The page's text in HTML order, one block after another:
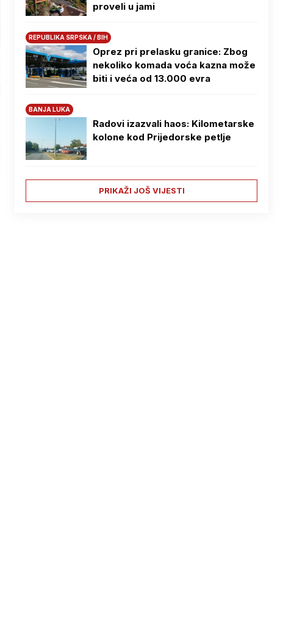
proveli u jami
REPUBLIKA SRPSKA / BIH
Oprez pri prelasku granice: Zbog
nekoliko komada voća kazna može
biti i veća od 13.000 evra
BANJA LUKA
Radovi izazvali haos: Kilometarske
kolone kod Prijedorske petlje
PRIKAŽI JOŠ VIJESTI